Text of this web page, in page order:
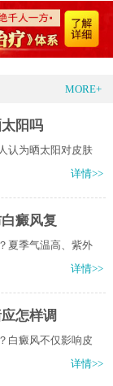
MORE+
阳吗
认为晒太阳对皮肤
详情>>
癜风复
夏季气温高、紫外
详情>>
怎样调
白癜风不仅影响皮
详情>>